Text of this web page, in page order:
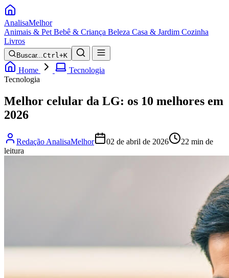
AnalisaMelhor
Animais & Pet Bebê & Criança Beleza Casa & Jardim Cozinha
Livros
Buscar...Ctrl+K
Home
Tecnologia
Tecnologia
Melhor celular da LG: os 10 melhores em
2026
Redação AnalisaMelhor 02 de abril de 2026
22 min de
leitura